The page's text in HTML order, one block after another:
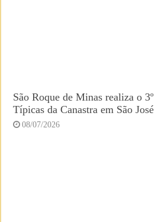
São Roque de Minas realiza o
Típicas da Canastra em São
08/07/2026